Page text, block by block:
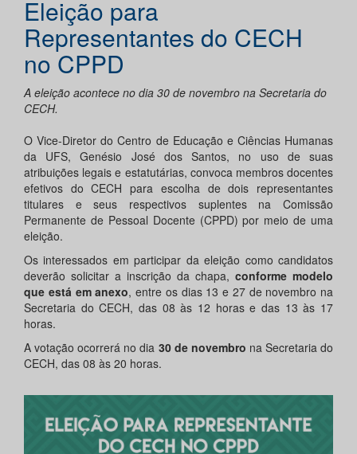
Eleição para
Representantes do CECH
no CPPD
A eleição acontece no dia 30 de novembro na Secretaria do
CECH.
O Vice-Diretor do Centro de Educação e Ciências Humanas
da UFS, Genésio José dos Santos, no uso de suas
atribuições legais e estatutárias, convoca membros docentes
efetivos do CECH para escolha de dois representantes
titulares e seus respectivos suplentes na Comissão
Permanente de Pessoal Docente (CPPD) por meio de uma
eleição.
Os interessados em participar da eleição como candidatos
deverão solicitar a inscrição da chapa, conforme modelo
que está em anexo, entre os dias 13 e 27 de novembro na
Secretaria do CECH, das 08 às 12 horas e das 13 às 17
horas.
A votação ocorrerá no dia 30 de novembro na Secretaria do
CECH, das 08 às 20 horas.